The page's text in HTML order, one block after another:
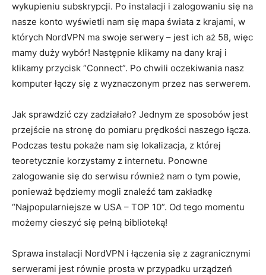
wykupieniu subskrypcji. Po instalacji i zalogowaniu się na
nasze konto wyświetli nam się mapa świata z krajami, w
których NordVPN ma swoje serwery – jest ich aż 58, więc
mamy duży wybór! Następnie klikamy na dany kraj i
klikamy przycisk “Connect”. Po chwili oczekiwania nasz
komputer łączy się z wyznaczonym przez nas serwerem.
Jak sprawdzić czy zadziałało? Jednym ze sposobów jest
przejście na stronę do pomiaru prędkości naszego łącza.
Podczas testu pokaże nam się lokalizacja, z której
teoretycznie korzystamy z internetu. Ponowne
zalogowanie się do serwisu również nam o tym powie,
ponieważ będziemy mogli znaleźć tam zakładkę
“Najpopularniejsze w USA – TOP 10”. Od tego momentu
możemy cieszyć się pełną biblioteką!
Sprawa instalacji NordVPN i łączenia się z zagranicznymi
serwerami jest równie prosta w przypadku urządzeń